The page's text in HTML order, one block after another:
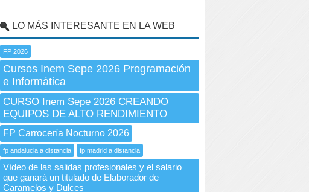
LO MÁS INTERESANTE EN LA WEB
FP 2026
Cursos Inem Sepe 2026 Programación
e Informática
CURSO Inem Sepe 2026 CREANDO
EQUIPOS DE ALTO RENDIMIENTO
FP Carrocería Nocturno 2026
fp andalucia a distancia fp madrid a distancia
Vídeo de las salidas profesionales y el salario
que ganará un titulado de Elaborador de
Caramelos y Dulces